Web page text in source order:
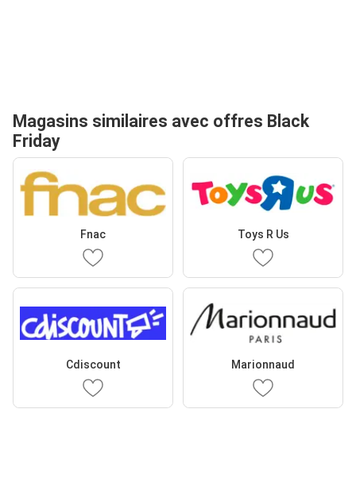
Magasins similaires avec offres Black
Friday
Fnac Toys R Us
Cdiscount Marionnaud